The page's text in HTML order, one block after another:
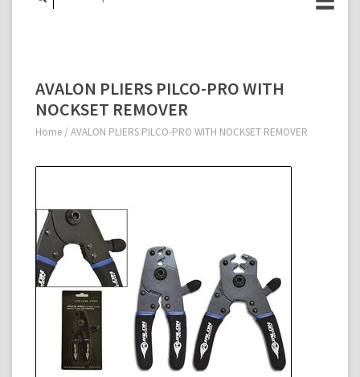
AVALON PLIERS PILCO-PRO WITH
NOCKSET REMOVER
Home / AVALON PLIERS PILCO-PRO WITH NOCKSET REMOVER